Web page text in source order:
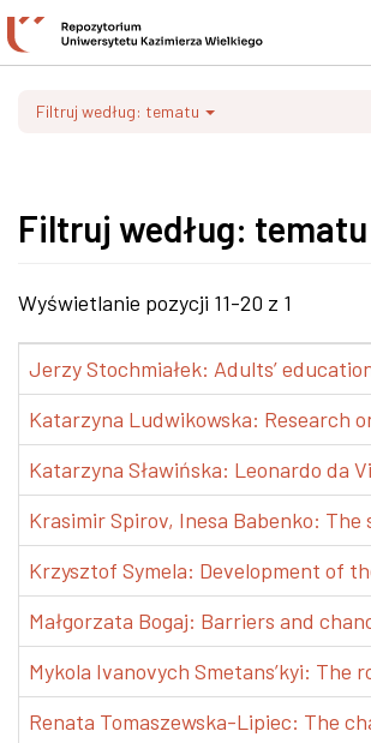
Filtruj według: tematu
Filtruj według: tematu
Wyświetlanie pozycji 11-20 z 1
Jerzy Stochmiałek: Adults’
Katarzyna Ludwikowska: Research
Katarzyna Sławińska: Leonardo da
Krasimir Spirov, Inesa Babenko:
Krzysztof Symela: Development of
Małgorzata Bogaj: Barriers and
Mykola Ivanovych Smetans’kyi:
Renata Tomaszewska-Lipiec: The